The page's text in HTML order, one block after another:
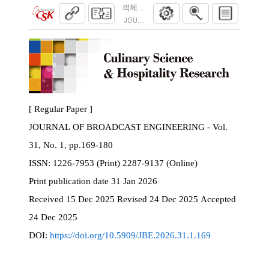
객체 탐지 모델을 이용한 영상 기반 퍼팅
JOURNAL OF BROADCAST ENGINEERING.
[ Regular Paper ]
JOURNAL OF BROADCAST ENGINEERING - Vol.
31, No. 1, pp.169-180
ISSN:
1226-7953 (Print) 2287-9137 (Online)
Print publication date 31 Jan 2026
Received 15 Dec 2025 Revised 24 Dec 2025 Accepted
24 Dec 2025
DOI: https://doi.org/10.5909/JBE.2026.31.1.169